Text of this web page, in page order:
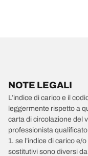
NOTE LEGALI
L’indice di carico e il
leggermente rispetto a
carta di circolazione del
professionista
1. se l’indice di carico e/
sostitutivi sono diversi